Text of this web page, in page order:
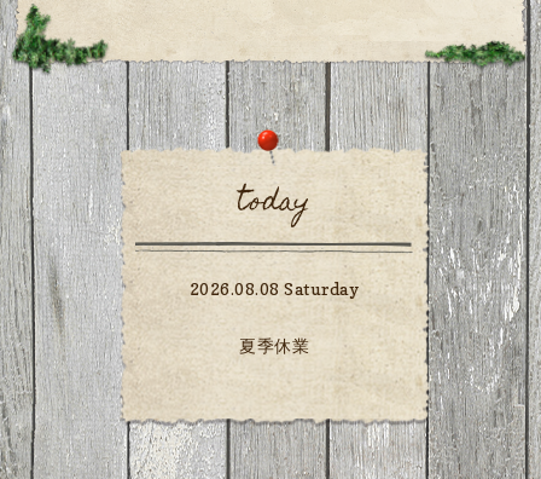
today
2026.08.08 Saturday
夏季休業